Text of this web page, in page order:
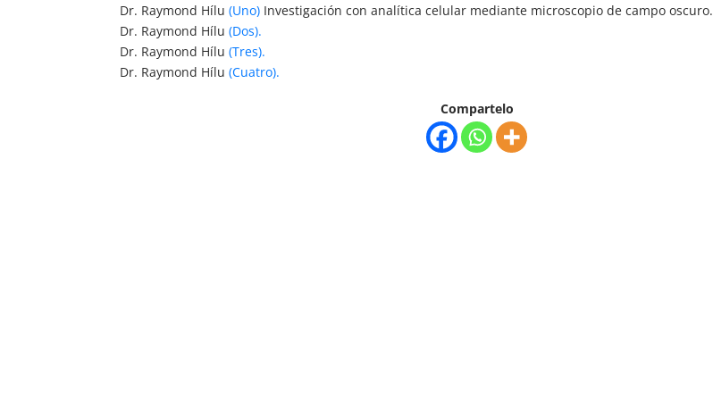
Dr. Raymond Hílu(Uno) Investigación con analítica celular mediante microscopio de campo oscuro.
Dr. Raymond Hílu(Dos).
Dr. Raymond Hílu(Tres).
Dr. Raymond Hílu(Cuatro).
Compartelo